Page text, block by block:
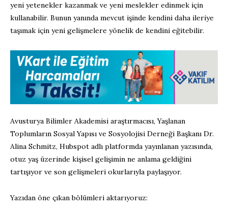
yeni yetenekler kazanmak ve yeni meslekler edinmek için
kullanabilir. Bunun yanında mevcut işinde kendini daha ileriye
taşımak için yeni gelişmelere yönelik de kendini eğitebilir.
Avusturya Bilimler Akademisi araştırmacısı, Yaşlanan
Toplumların Sosyal Yapısı ve Sosyolojisi Derneği Başkanı Dr.
Alina Schmitz, Hubspot adlı platformda yayınlanan yazısında,
otuz yaş üzerinde kişisel gelişimin ne anlama geldiğini
tartışıyor ve son gelişmeleri okurlarıyla paylaşıyor.
Yazıdan öne çıkan bölümleri aktarıyoruz: